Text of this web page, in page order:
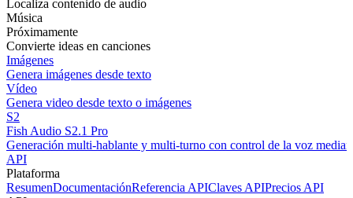
Localiza contenido de audio
Música
Próximamente
Convierte ideas en canciones
Imágenes
Genera imágenes desde texto
Vídeo
Genera video desde texto o imágenes
S2
Fish Audio S2.1 Pro
Generación multi-hablante y multi-turno con control de la voz
API
Plataforma
ResumenDocumentaciónReferencia APIClaves APIPrecios API